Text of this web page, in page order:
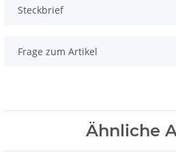
Steckbrief
Frage zum Artikel
Ähnliche